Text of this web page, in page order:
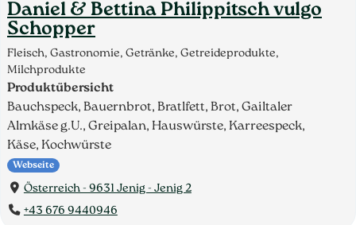
Daniel & Bettina Philippitsch vulgo
Schopper
Fleisch, Gastronomie, Getränke, Getreideprodukte,
Milchprodukte
Produktübersicht
Bauchspeck, Bauernbrot, Bratlfett, Brot, Gailtaler
Almkäse g.U., Greipalan, Hauswürste, Karreespeck,
Käse, Kochwürste
Webseite
Österreich - 9631 Jenig - Jenig 2
+43 676 9440946